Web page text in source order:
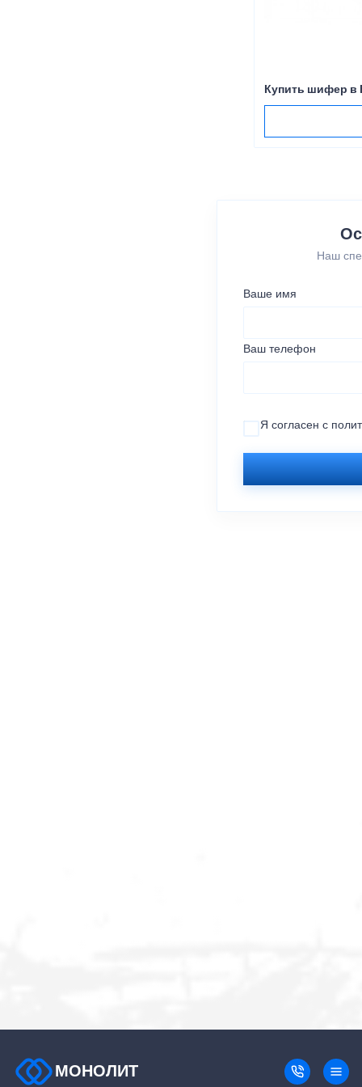
Купить шифер в
Наш
Ваше имя
Ваш телефон
Я согласен с
МОНОЛИТ